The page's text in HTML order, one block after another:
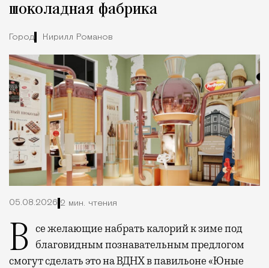
шоколадная фабрика
Город Кирилл Романов
05.08.2026 2 мин. чтения
Все желающие набрать калорий к зиме под благовидным познавательным предлогом
смогут сделать это на ВДНХ в павильоне «Юные